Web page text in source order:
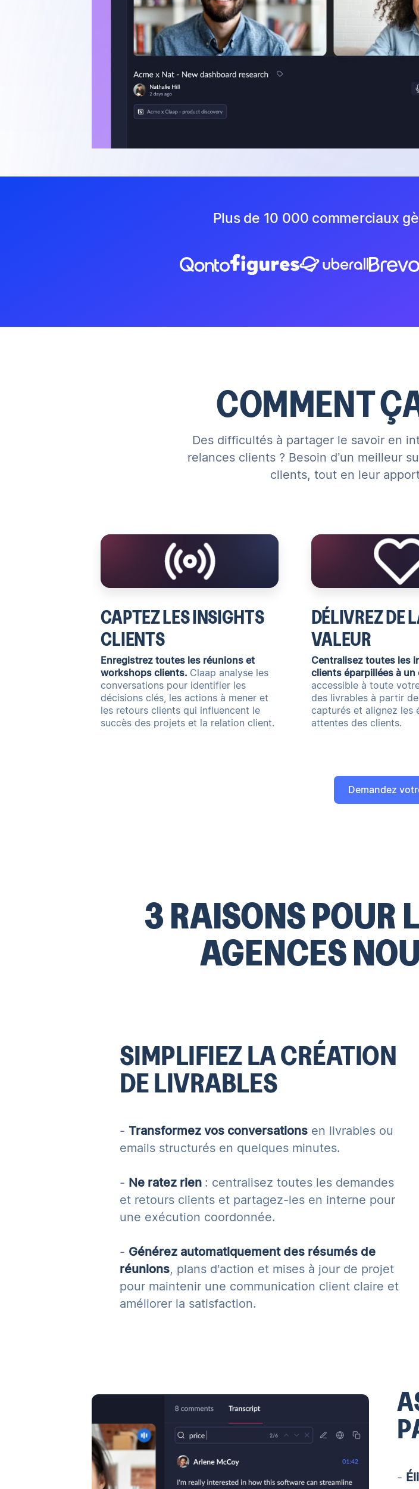
Plus de 10 000 commerciaux
COMMENT
Des difficultés à partager le savoir en
relances clients ? Besoin d’un meilleur
clients, tout en leur
CAPTEZ LES INSIGHTS
CLIENTS
Enregistrez toutes les réunions et
workshops clients. Claap analyse les
conversations pour identifier les
décisions clés, les actions à mener et
les retours clients qui influencent le
succès des projets et la relation client.
DÉLIVREZ DE
VALEUR
Centralisez toutes les
clients éparpillées à un
accessible à toute
des livrables à partir
capturés et alignez les
attentes des clients.
Demandez
3 RAISONS POUR
AGENCES
SIMPLIFIEZ LA CRÉATION
DE LIVRABLES
- Transformez vos conversationsen livrables ou
emails structurés en quelques minutes.
- Ne ratez rien : centralisez toutes les demandes
et retours clients et partagez-les en interne pour
une exécution coordonnée.
- Générez automatiquement des résumés de
réunions, plans d’action et mises à jour de projet
pour maintenir une communication client claire et
améliorer la satisfaction.
-